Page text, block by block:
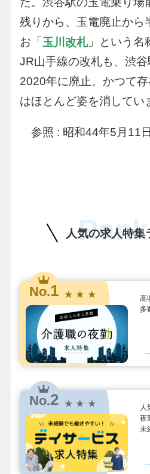
残りから、玉電廃止から
お「玉川改札」という名
JR山手線の改札も、渋
2020年に廃止。かつて
はほとんど姿を消してい
参照 : 昭和44年5月11
文 ／
人気の求人特集
No.1 ★ ★ ★
高
多
No.2 ★ ★ ★
人
夜
未